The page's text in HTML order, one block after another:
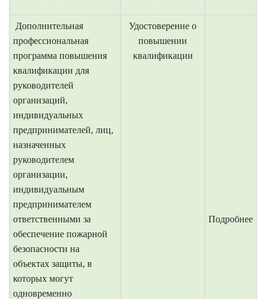
Дополнительная
профессиональная
программа повышения
квалификации для
руководителей
организаций,
индивидуальных
предпринимателей, лиц,
назначенных
руководителем
организации,
индивидуальным
предпринимателем
ответственными за
обеспечение пожарной
безопасности на
объектах защиты, в
которых могут
одновременно
Удостоверение о
повышении
квалификации
Подробнее